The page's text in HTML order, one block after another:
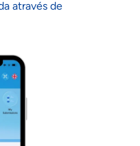
através de